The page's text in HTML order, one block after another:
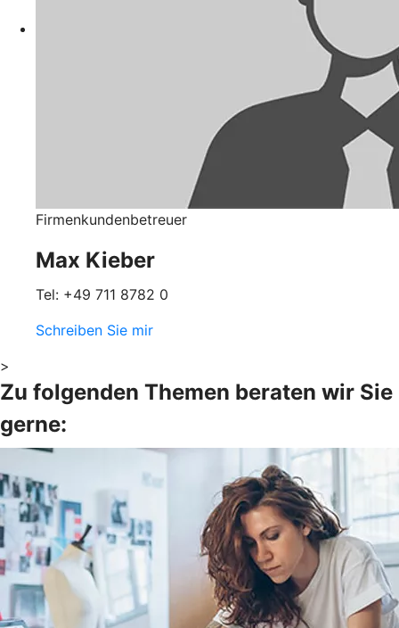
Firmenkundenbetreuer
Max Kieber
Tel: +49 711 8782 0
Schreiben Sie mir
>
Zu folgenden Themen beraten wir Sie
gerne: